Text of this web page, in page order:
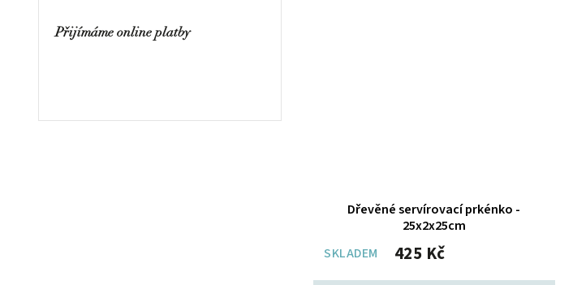
Přijímáme online platby
Dřevěné servírovací prkénko -
25x2x25cm
SKLADEM
425 Kč